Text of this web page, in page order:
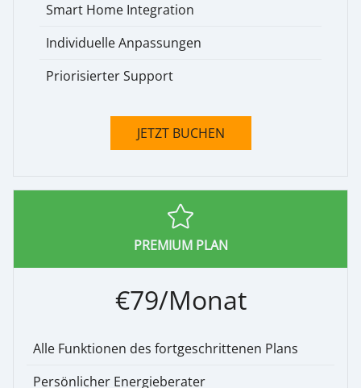
Smart Home Integration
Individuelle Anpassungen
Priorisierter Support
JETZT BUCHEN
PREMIUM PLAN
€79/Monat
Alle Funktionen des fortgeschrittenen Plans
Persönlicher Energieberater